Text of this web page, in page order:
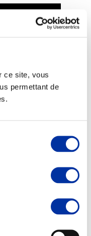
ce site, vous
permettant de